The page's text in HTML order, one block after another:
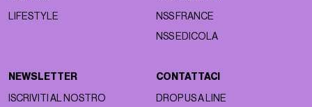
LIFESTYLE
NSS FRANCE
NSS EDICOLA
NEWSLETTER
ISCRIVITI AL NOSTRO
CONTATTACI
DROP US A LINE